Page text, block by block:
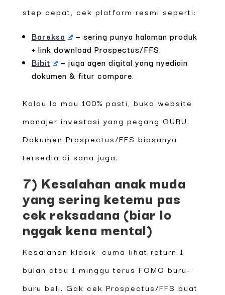
step cepat, cek platform resmi seperti:
Bareksa
— sering punya halaman produk
+ link download Prospectus/FFS.
Bibit
— juga agen digital yang nyediain
dokumen & fitur compare.
Kalau lo mau 100% pasti, buka website
manajer investasi yang pegang GURU.
Dokumen Prospectus/FFS biasanya
tersedia di sana juga.
7) Kesalahan anak muda
yang sering ketemu pas
cek reksadana (biar lo
nggak kena mental)
Kesalahan klasik: cuma lihat return 1
bulan atau 1 minggu terus FOMO buru-
buru beli. Gak cek Prospectus/FFS buat